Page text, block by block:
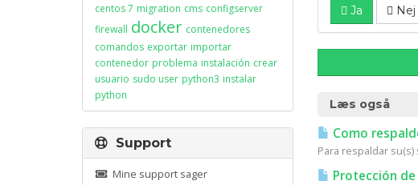
Ja Nej
Læs også
Como
Para respaldar
Protección
centos 7 migration cms configserver
firewall docker contenedores
comandos exportar importar
contenedor problema instalación crear
usuario sudo user python3 instalar
python
Support
Mine support sager